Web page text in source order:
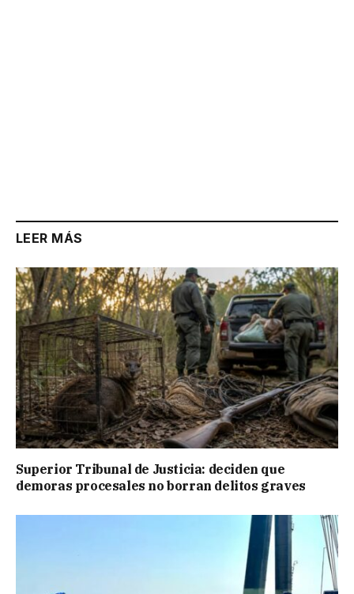
LEER MÁS
Superior Tribunal de Justicia: deciden que
demoras procesales no borran delitos graves